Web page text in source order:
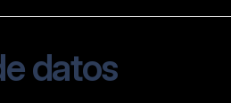
datos